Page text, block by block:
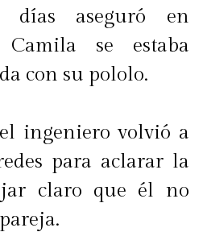
que, según la
ha filtrado de
programa, tanto
como Ludmila
se encontrarían
con tu Ex? 2"
días aseguró en
se estaba
con su pololo.
ingeniero volvió a
para aclarar la
claro que él no